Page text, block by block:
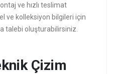
ve hızlı teslimat
ve kolleksiyon bilgileri için
talebi oluşturabilirsiniz.
Çizim